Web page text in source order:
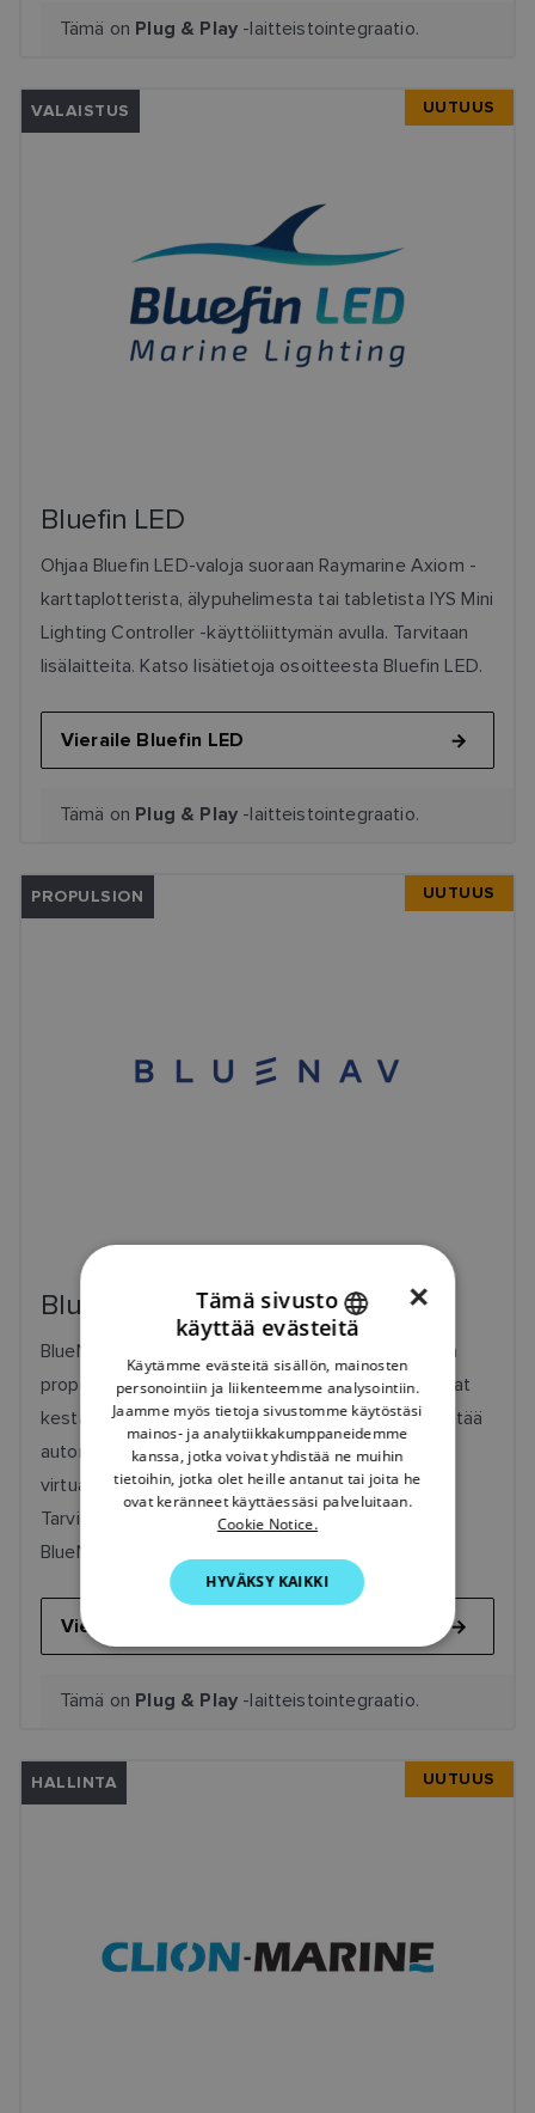
Tämä on Plug & Play -laitteistointegraatio.
VALAISTUS UUTUUS
Bluefin LED
Ohjaa Bluefin LED-valoja suoraan Raymarine Axiom -
karttaplotterista, älypuhelimesta tai tabletista IYS Mini
Lighting Controller -käyttöliittymän avulla. Tarvitaan
lisälaitteita. Katso lisätietoja osoitteesta Bluefin LED.
Vieraile Bluefin LED
Tämä on Plug & Play -laitteistointegraatio.
PROPULSION UUTUUS
BlueNav
BlueNav tarjoaa hybridisähköisiä puhtaan energian
propulsio- ja alusintegraatioratkaisuja, jotka tukevat
kestävää navigointia. BlueNavin HMI-sovellus sisältää
automaattiohjauksen, nopeudensäätimen ja
virtuaalisen ankkurin ohjattavat ominaisuudet.
Tarvitaan lisälaitteita. Lisätietoja saat osoitteesta
BlueNav.
Vieraile BlueNavissa
Tämä on Plug & Play -laitteistointegraatio.
HALLINTA UUTUUS
ENGLISH
FRENCH
DANISH
ITALIAN
SWEDISH
DUTCH
NORWEGIAN
FINNISH
×
Tämä sivusto
käyttää evästeitä
Käytämme evästeitä sisällön, mainosten
personointiin ja liikenteemme analysointiin.
Jaamme myös tietoja sivustomme käytöstäsi
mainos- ja analytiikkakumppaneidemme
kanssa, jotka voivat yhdistää ne muihin
tietoihin, jotka olet heille antanut tai joita he
ovat keränneet käyttäessäsi palveluitaan.
Cookie Notice.
HYVÄKSY KAIKKI